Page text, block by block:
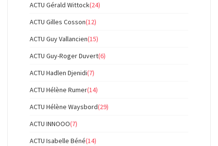
ACTU Gérald Wittock(24)
ACTU Gilles Cosson(12)
ACTU Guy Vallancien(15)
ACTU Guy-Roger Duvert(6)
ACTU Hadlen Djenidi(7)
ACTU Hélène Rumer(14)
ACTU Hélène Waysbord(29)
ACTU INNOOO(7)
ACTU Isabelle Béné(14)